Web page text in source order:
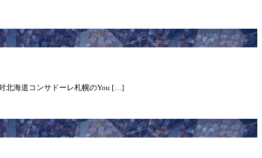
北海道コンサドーレ札幌のYou […]